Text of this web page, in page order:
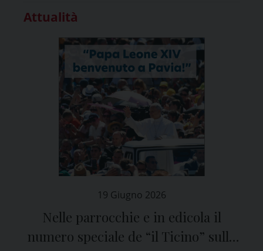
Attualità
19 Giugno 2026
Nelle parrocchie e in edicola il
numero speciale de “il Ticino” sulla